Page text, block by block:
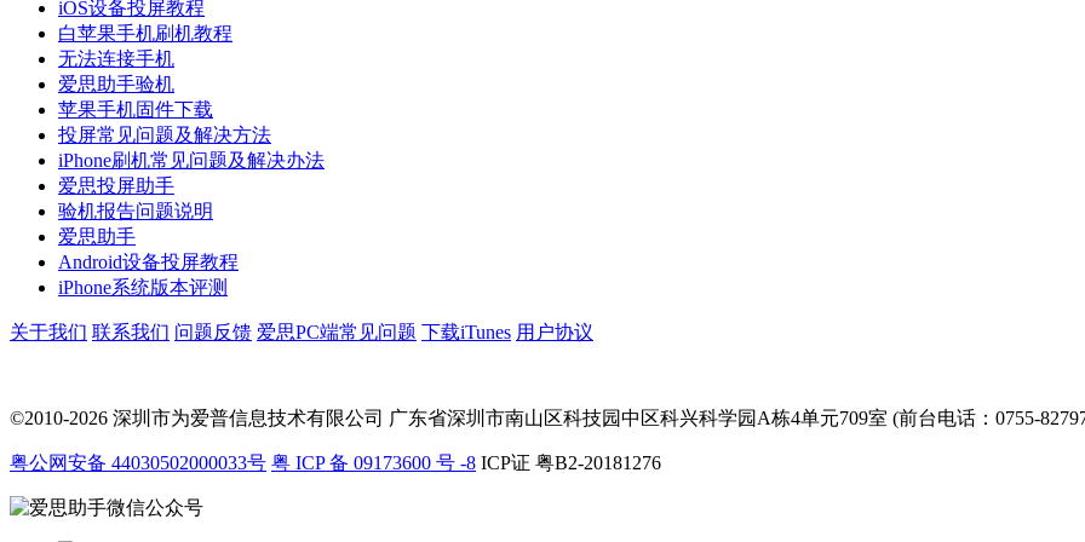
iOS设备投屏教程
白苹果手机刷机教程
无法连接手机
爱思助手验机
苹果手机固件下载
投屏常见问题及解决方法
iPhone刷机常见问题及解决办法
爱思投屏助手
验机报告问题说明
爱思助手
Android设备投屏教程
iPhone系统版本评测
关于我们 联系我们 问题反馈 爱思PC端常见问题 下载iTunes 用户协议
©2010-2026 深圳市为爱普信息技术有限公司 广东省深圳市南山区科技园中区科兴科学园A栋4单元709室 (前台电话：0755-
粤公网安备 44030502000033号 粤 ICP 备 09173600 号 -8 ICP证 粤B2-20181276